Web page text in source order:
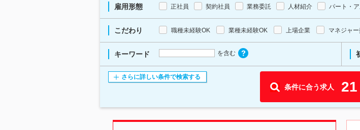
雇用形態 正社員 契約社員 業務委託 人材紹介 パート・
こだわり 職種未経験OK 業種未経験OK 上場企業 マネジャー
キーワード を含む
さらに詳しい条件で検索する
条件に合う求人 21